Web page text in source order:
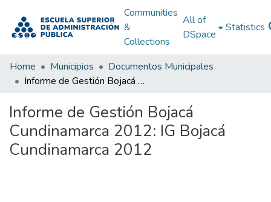
Communities
&
Collections
All of
DSpace
Statistics
Home Municipios
Documentos Municipales
Informe de Gestión Bojacá Cundinamarca 2012: IG Bojacá Cundinamarca 2012
Informe de Gestión Bojacá
Cundinamarca 2012: IG Bojacá
Cundinamarca 2012